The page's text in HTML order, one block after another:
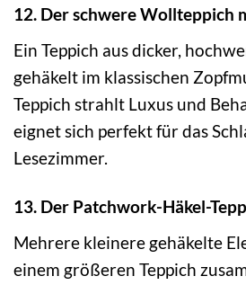
12. Der schwere Wollteppich
Ein Teppich aus dicker,
gehäkelt im klassischen
Teppich strahlt Luxus und
eignet sich perfekt für das
Lesezimmer.
13. Der Patchwork-Häkel-
Mehrere kleinere gehäkelte
einem größeren Teppich